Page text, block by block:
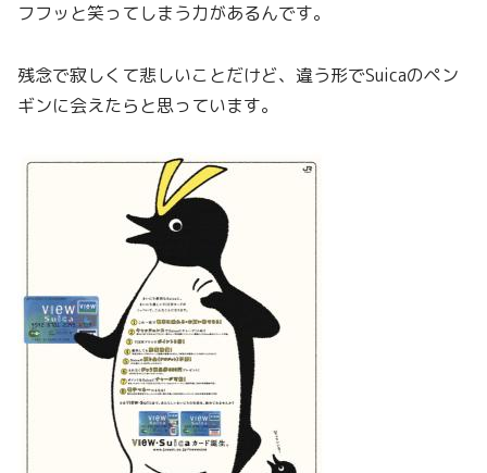
フフッと笑ってしまう力があるんです。
残念で寂しくて悲しいことだけど、違う形でSuicaのペン
ギンに会えたらと思っています。